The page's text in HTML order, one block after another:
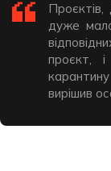
дуже
проєкт,
вирішив